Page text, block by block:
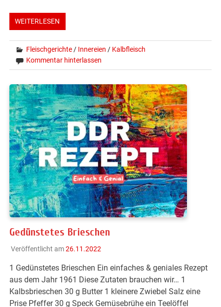
WEITERLESEN
Fleischgerichte / Innereien / Kalbfleisch
Kommentar hinterlassen
Gedünstetes Brieschen
Veröffentlicht am26.11.2022
1 Gedünstetes Brieschen Ein einfaches & geniales Rezept
aus dem Jahr 1961 Diese Zutaten brauchen wir… 1
Kalbsbrieschen 30 g Butter 1 kleinere Zwiebel Salz eine
Prise Pfeffer 30 g Speck Gemüsebrühe ein Teelöffel